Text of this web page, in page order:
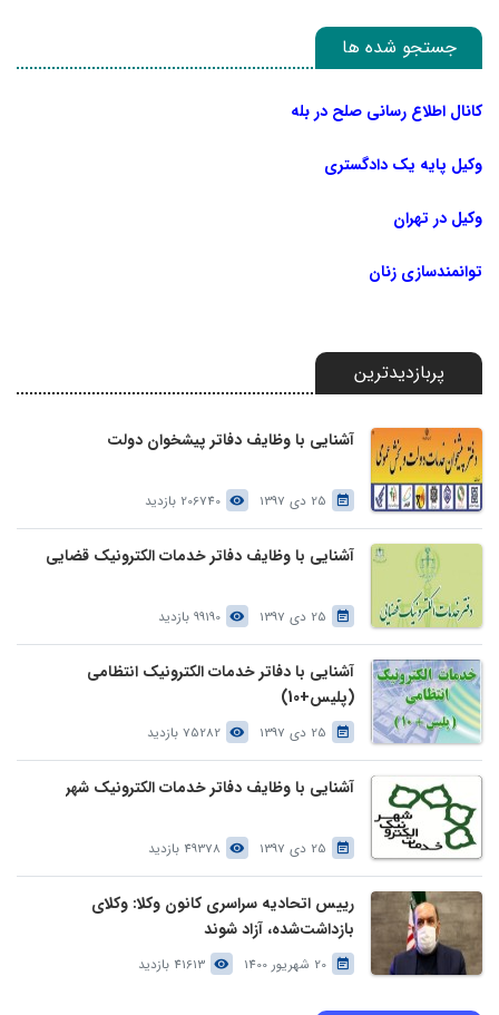
جستجو شده ها
کانال اطلاع رسانی صلح در بله
وکیل پایه یک دادگستری
وکیل در تهران
توانمندسازی زنان
پربازدیدترین
آشنایی با وظایف دفاتر پیشخوان دولت
25 دی 1397 206740 بازدید
آشنایی با وظایف دفاتر خدمات الکترونیک قضایی
25 دی 1397 99190 بازدید
آشنایی با دفاتر خدمات الکترونیک انتظامی
(پلیس+10)
25 دی 1397 75282 بازدید
آشنایی با وظایف دفاتر خدمات الکترونیک شهر
25 دی 1397 49378 بازدید
رییس اتحادیه سراسری کانون وکلا: وکلای
بازداشت‌شده، آزاد شوند
20 شهریور 1400 41613 بازدید